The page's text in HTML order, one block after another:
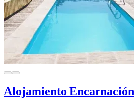
Alojamiento Encarnación